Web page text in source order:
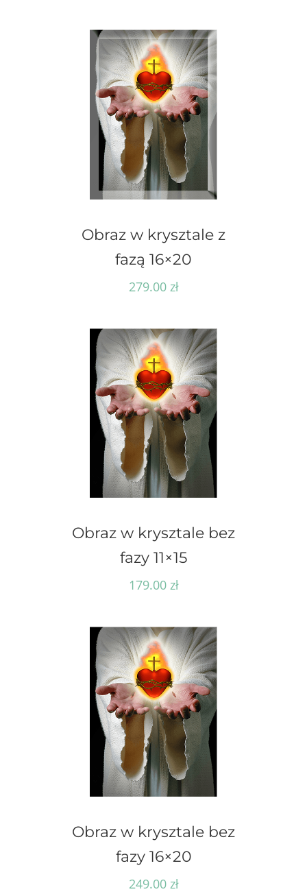
Obraz w krysztale z
fazą 16×20
279.00 zł
Obraz w krysztale bez
fazy 11×15
179.00 zł
Obraz w krysztale bez
fazy 16×20
249.00 zł